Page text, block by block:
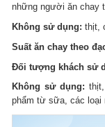
những người ăn chay
Không sử dụng: thịt,
Suất ăn chay theo
Đối tượng khách sử
Không sử dụng:
phẩm từ sữa, các loại